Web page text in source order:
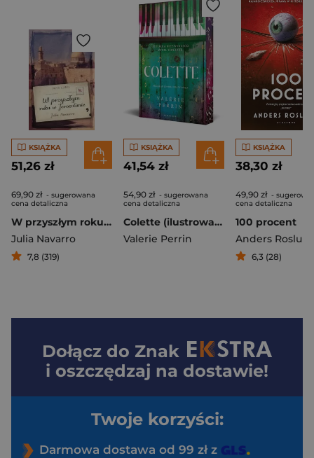
KSIĄŻKA
51,26 zł
69,90 zł - sugerowana
cena detaliczna
W przyszłym roku w Jerozolimie
Julia Navarro
7,8 (319)
KSIĄŻKA
41,54 zł
54,90 zł - sugerowana
cena detaliczna
Colette (ilustrowane brzegi)
Valerie Perrin
KSIĄŻKA
38,30 zł
49,90 zł -
cena detaliczna
100 procent
Anders
6,3 (28)
Dołącz do Znak
i oszczędzaj na dostawie!
Twoje korzyści:
Darmowa dostawa od 99 zł z